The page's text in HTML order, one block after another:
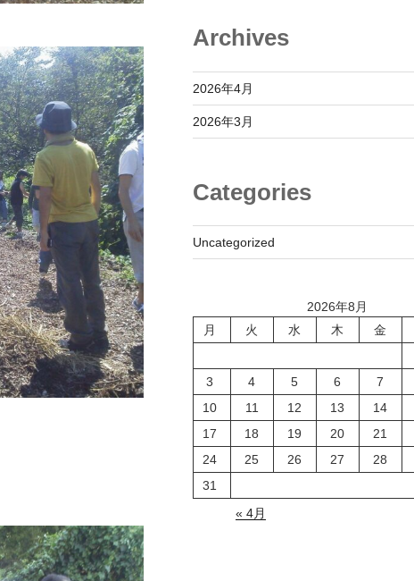
Archives
2026年4月
2026年3月
Categories
Uncategorized
2026年8月
月
火 水 木 金
3
4 5 6 7
10
11 12 13 14
17
18 19 20 21
24
25 26 27 28
31
« 4月